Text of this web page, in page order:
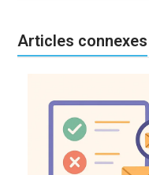
Articles connexes